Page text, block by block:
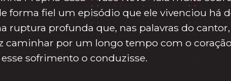
forma fiel um episódio que ele vivenciou há
ruptura profunda que, nas palavras do
caminhar por um longo tempo com o coração
sofrimento o conduzisse.